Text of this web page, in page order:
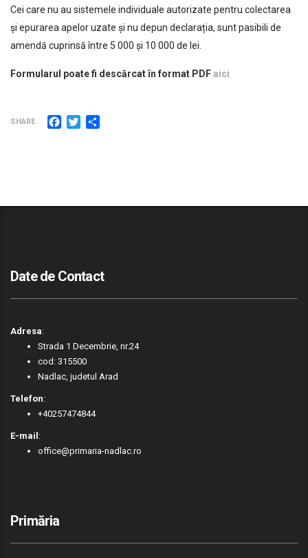
Cei care nu au sistemele individuale autorizate pentru colectarea
și epurarea apelor uzate şi nu depun declarația, sunt pasibili de
amendă cuprinsă între 5 000 și 10 000 de lei.
Formularul poate fi descărcat în format PDFaici
SHARE Facebook
Twitter
Date de Contact
Adresa:
Strada 1 Decembrie, nr.24
cod: 315500
Nadlac, judetul Arad
Telefon:
+40257474844
E-mail:
office@primaria-nadlac.ro
Primăria